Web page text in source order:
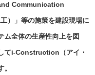
Communication
）」等の施策を建設現場に
ム全体の生産性向上を図
てi-Construction（アイ・